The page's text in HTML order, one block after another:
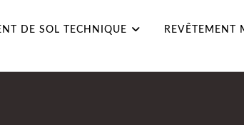
DE SOL TECHNIQUE REVÊTEMENT